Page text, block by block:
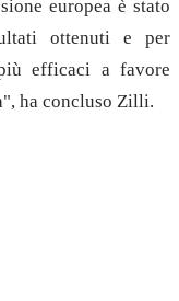
europea è stato
ottenuti e per
efficaci a favore
ha concluso Zilli.